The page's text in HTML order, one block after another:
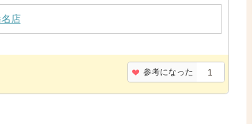
店
参考になった 1